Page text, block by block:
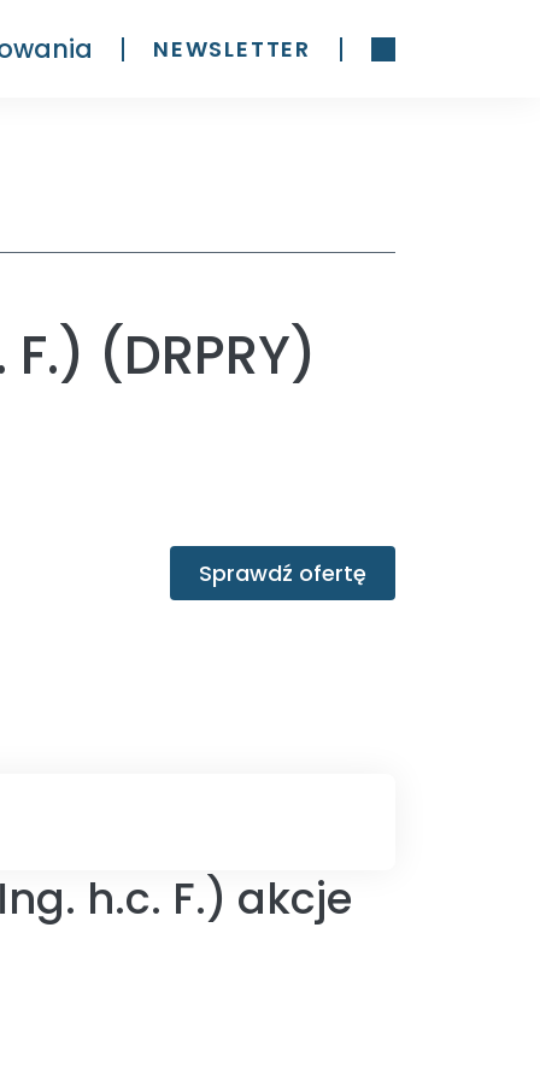
NEWSLETTER
(DRPRY)
Sprawdź ofertę
h.c. F.) akcje